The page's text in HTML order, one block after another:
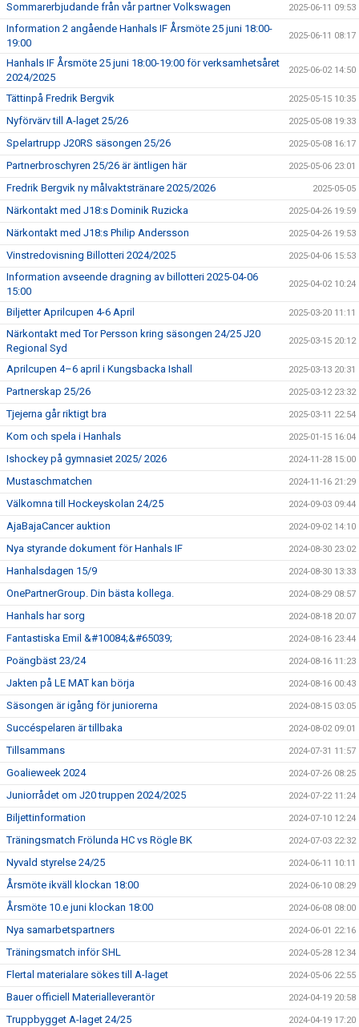
Sommarerbjudande från vår partner Volkswagen 2025-06-11 09:53
Information 2 angående Hanhals IF Årsmöte 25 juni 18:00-
19:00
2025-06-11 08:17
Hanhals IF Årsmöte 25 juni 18:00-19:00 för verksamhetsåret
2024/2025
2025-06-02 14:50
Tättinpå Fredrik Bergvik 2025-05-15 10:35
Nyförvärv till A-laget 25/26 2025-05-08 19:33
Spelartrupp J20RS säsongen 25/26 2025-05-08 16:17
Partnerbroschyren 25/26 är äntligen här 2025-05-06 23:01
Fredrik Bergvik ny målvaktstränare 2025/2026 2025-05-05
Närkontakt med J18:s Dominik Ruzicka 2025-04-26 19:59
Närkontakt med J18:s Philip Andersson 2025-04-26 19:53
Vinstredovisning Billotteri 2024/2025 2025-04-06 15:53
Information avseende dragning av billotteri 2025-04-06
15:00
2025-04-02 10:24
Biljetter Aprilcupen 4-6 April 2025-03-20 11:11
Närkontakt med Tor Persson kring säsongen 24/25 J20
Regional Syd
2025-03-15 20:12
Aprilcupen 4–6 april i Kungsbacka Ishall 2025-03-13 20:31
Partnerskap 25/26 2025-03-12 23:32
Tjejerna går riktigt bra 2025-03-11 22:54
Kom och spela i Hanhals 2025-01-15 16:04
Ishockey på gymnasiet 2025/ 2026 2024-11-28 15:00
Mustaschmatchen 2024-11-16 21:29
Välkomna till Hockeyskolan 24/25 2024-09-03 09:44
AjaBajaCancer auktion 2024-09-02 14:10
Nya styrande dokument för Hanhals IF 2024-08-30 23:02
Hanhalsdagen 15/9 2024-08-30 13:33
OnePartnerGroup. Din bästa kollega. 2024-08-29 08:57
Hanhals har sorg 2024-08-18 20:07
Fantastiska Emil &#10084;&#65039; 2024-08-16 23:44
Poängbäst 23/24 2024-08-16 11:23
Jakten på LE MAT kan börja 2024-08-16 00:43
Säsongen är igång för juniorerna 2024-08-15 03:05
Succéspelaren är tillbaka 2024-08-02 09:01
Tillsammans 2024-07-31 11:57
Goalieweek 2024 2024-07-26 08:25
Juniorrådet om J20 truppen 2024/2025 2024-07-22 11:24
Biljettinformation 2024-07-10 12:24
Träningsmatch Frölunda HC vs Rögle BK 2024-07-03 22:32
Nyvald styrelse 24/25 2024-06-11 10:11
Årsmöte ikväll klockan 18:00 2024-06-10 08:29
Årsmöte 10.e juni klockan 18:00 2024-06-08 08:00
Nya samarbetspartners 2024-06-01 22:16
Träningsmatch inför SHL 2024-05-28 12:34
Flertal materialare sökes till A-laget 2024-05-06 22:55
Bauer officiell Materialleverantör 2024-04-19 20:58
Truppbygget A-laget 24/25 2024-04-19 17:20